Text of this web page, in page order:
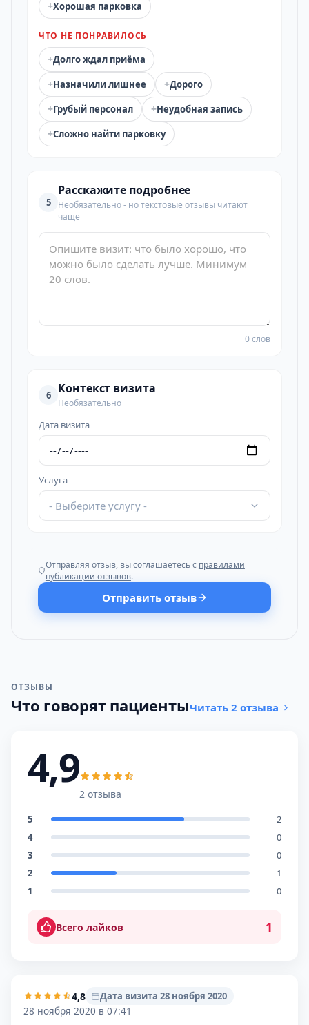
+Хорошая парковка
ЧТО НЕ ПОНРАВИЛОСЬ
+Долго ждал приёма
+Назначили лишнее +Дорого
+Грубый персонал +Неудобная запись
+Сложно найти парковку
5
Расскажите подробнее
Необязательно - но текстовые отзывы читают
чаще
0 слов
6 Контекст визита
Необязательно
Дата визита
Услуга
- Выберите услугу -
Отправляя отзыв, вы соглашаетесь с правилами
публикации отзывов.
Отправить отзыв
ОТЗЫВЫ
Что говорят пациентыЧитать 2 отзыва
4,9
2 отзыва
5
2
4
0
3
0
2
1
1
0
Всего лайков 1
4,8
Дата визита 28 ноября 2020
28 ноября 2020 в 07:41